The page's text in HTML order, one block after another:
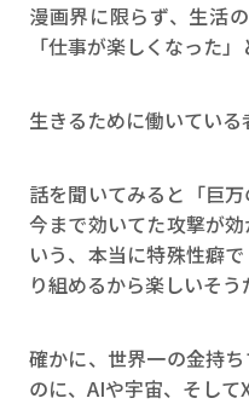
漫画界に限らず、生活
「仕事が楽しくなった」
生きるために働いてい
話を聞いてみると「巨
今まで効いてた攻撃が
いう、本当に特殊性癖
り組めるから楽しいそう
確かに、世界一の金持
のに、AIや宇宙、そして